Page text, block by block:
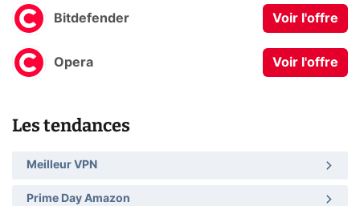
Bitdefender Voir l'offre
Opera Voir l'offre
Les tendances
Meilleur VPN
Prime Day Amazon